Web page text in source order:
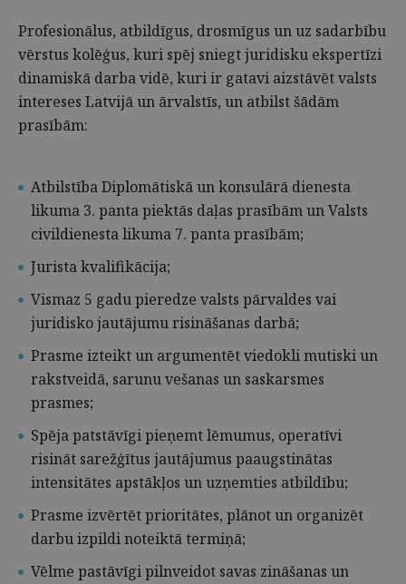
Profesionālus, atbildīgus, drosmīgus un uz sadarbību
vērstus kolēģus, kuri spēj sniegt juridisku ekspertīzi
dinamiskā darba vidē, kuri ir gatavi aizstāvēt valsts
intereses Latvijā un ārvalstīs, un atbilst šādām
prasībām:
Atbilstība Diplomātiskā un konsulārā dienesta
likuma 3. panta piektās daļas prasībām un Valsts
civildienesta likuma 7. panta prasībām;
Jurista kvalifikācija;
Vismaz 5 gadu pieredze valsts pārvaldes vai
juridisko jautājumu risināšanas darbā;
Prasme izteikt un argumentēt viedokli mutiski un
rakstveidā, sarunu vešanas un saskarsmes
prasmes;
Spēja patstāvīgi pieņemt lēmumus, operatīvi
risināt sarežģītus jautājumus paaugstinātas
intensitātes apstākļos un uzņemties atbildību;
Prasme izvērtēt prioritātes, plānot un organizēt
darbu izpildi noteiktā termiņā;
Vēlme pastāvīgi pilnveidot savas zināšanas un